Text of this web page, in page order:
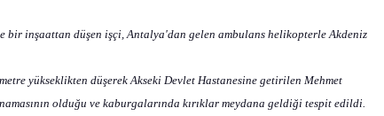
bir inşaattan düşen işçi, Antalya'dan gelen ambulans helikopterle Akdeniz
yükseklikten düşerek Akseki Devlet Hastanesine getirilen Mehmet
olduğu ve kaburgalarında kırıklar meydana geldiği tespit edildi.